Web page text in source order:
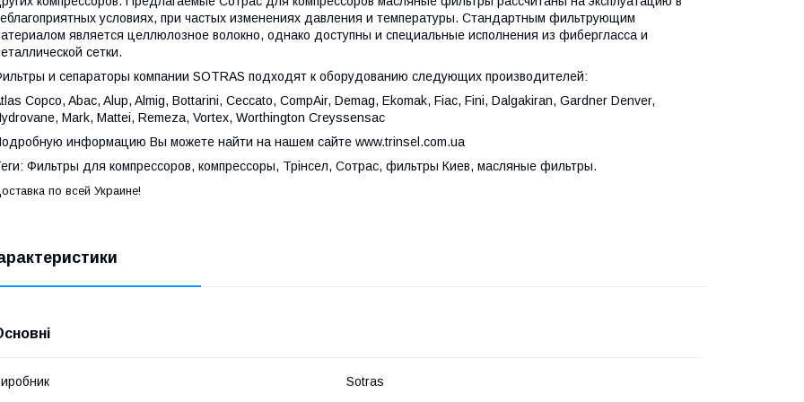
условиях, при частых изменениях давления и температуры. Стандартным фильтрующим
является целлюлозное волокно, однако доступны и специальные исполнения из фибергласса и
сетки.
и сепараторы компании SOTRAS подходят к оборудованию следующих производителей:
Copco, Abac, Alup, Almig, Bottarini, Ceccato, CompAir, Demag, Ekomak, Fiac, Fini, Dalgakiran, Gardner Denver,
Mark, Mattei, Remeza, Vortex, Worthington Creyssensac
информацию Вы можете найти на нашем сайте www.trinsel.com.ua
Фильтры для компрессоров, компрессоры, Трінсел, Сотрас, фильтры Киев, масляные фильтры.
по всей Украине!
Sotras